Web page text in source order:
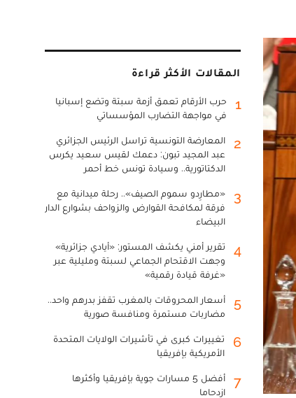
المقالات الأكثر قراءة
1
حرب الأرقام تعمق أزمة سبتة وتضع إسبانيا
في مواجهة التضارب المؤسساتي
2
المعارضة التونسية تراسل الرئيس الجزائري
عبد المجيد تبون: دعمك لقيس سعيد يكرس
الدكتاتورية.. وسيادة تونس خط أحمر
3
«مطارِدو سموم الصيف».. رحلة ميدانية مع
فرقة لمكافحة القوارض والزواحف بشوارع الدار
البيضاء
4
تقرير أمني يكشف المستور: «أيادي جزائرية»
وجهت الاقتحام الجماعي لسبتة ومليلية عبر
«غرفة قيادة رقمية»
5
أسعار المحروقات بالمغرب تقفز بدرهم واحد..
مضاربات مستمرة ومنافسة صورية
6
تغييرات كبرى في تأشيرات الولايات المتحدة
الأمريكية بإفريقيا
7
أفضل 5 مسارات جوية بإفريقيا وأكثرها
ازدحاما